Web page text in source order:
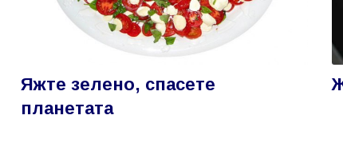
Яжте зелено, спасете
планетата